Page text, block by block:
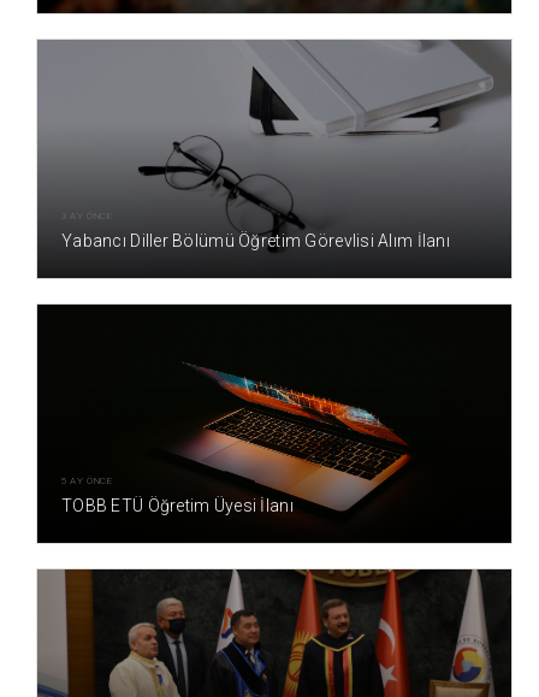
3 AY ÖNCE
Yabancı Diller Bölümü Öğretim Görevlisi Alım İlanı
5 AY ÖNCE
TOBB ETÜ Öğretim Üyesi İlanı